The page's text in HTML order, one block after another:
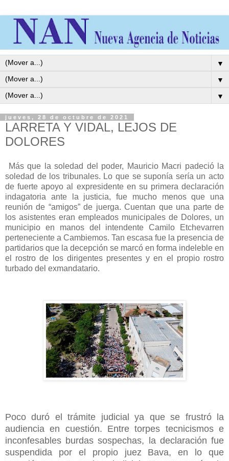
▼
▼
▼
jueves, 28 de octubre de 2021
LARRETA Y VIDAL, LEJOS DE
DOLORES
Más que la soledad del poder, Mauricio Macri padeció la
soledad de los tribunales. Lo que se suponía sería un acto
de fuerte apoyo al expresidente en su primera declaración
indagatoria ante la justicia, fue mucho menos que una
reunión de “amigos” de juerga. Cuentan que una parte de
los asistentes eran empleados municipales de Dolores, un
municipio en manos del intendente Camilo Etchevarren
perteneciente a Cambiemos. Tan escasa fue la presencia de
partidarios que la decepción se marcó en forma indeleble en
el rostro de los dirigentes presentes y en el propio rostro
turbado del exmandatario.
Poco duró el trámite judicial ya que se frustró la
audiencia en cuestión. Entre torpes tecnicismos e
inconfesables burdas sospechas, la declaración fue
suspendida por el propio juez Bava, en lo que